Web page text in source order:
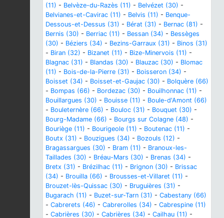
(11) - Belvèze-du-Razès (11) - Belvézet (30) -
Belvianes-et-Cavirac (11) - Belvis (11) - Benque-
Dessous-et-Dessus (31) - Bérat (31) - Bernac (81) -
Bernis (30) - Berriac (11) - Bessan (34) - Bessèges
(30) - Béziers (34) - Bezins-Garraux (31) - Binos (31)
- Biran (32) - Bizanet (11) - Bize-Minervois (11) -
Blagnac (31) - Blandas (30) - Blauzac (30) - Blomac
(11) - Bois-de-la-Pierre (31) - Boisseron (34) -
Boisset (34) - Boisset-et-Gaujac (30) - Bolquère (66)
- Bompas (66) - Bordezac (30) - Bouilhonnac (11) -
Bouillargues (30) - Bouisse (11) - Boule-d'Amont (66)
- Bouleternère (66) - Bouloc (31) - Bouquet (30) -
Bourg-Madame (66) - Bourgs sur Colagne (48) -
Bouriège (11) - Bourigeole (11) - Boutenac (11) -
Boutx (31) - Bouzigues (34) - Bozouls (12) -
Bragassargues (30) - Bram (11) - Branoux-les-
Taillades (30) - Bréau-Mars (30) - Brenas (34) -
Bretx (31) - Brézilhac (11) - Brignon (30) - Brissac
(34) - Brouilla (66) - Brousses-et-Villaret (11) -
Brouzet-lès-Quissac (30) - Bruguières (31) -
Bugarach (11) - Buzet-sur-Tarn (31) - Cabestany (66)
- Cabrerets (46) - Cabrerolles (34) - Cabrespine (11)
- Cabrières (30) - Cabrières (34) - Cailhau (11) -